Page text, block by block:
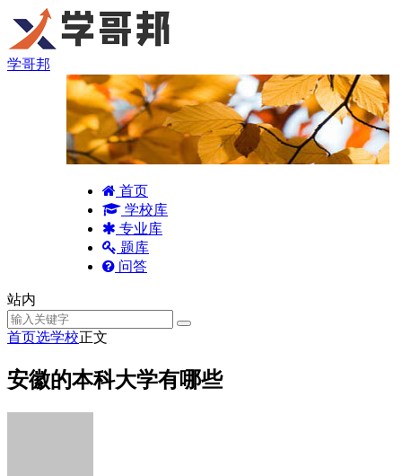
学哥邦
首页
学校库
专业库
题库
问答
站内
首页选学校正文
安徽的本科大学有哪些